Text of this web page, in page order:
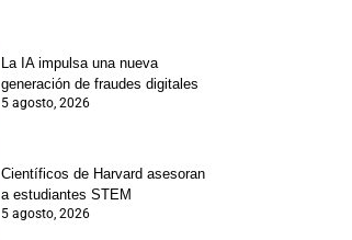
La IA impulsa una nueva
generación de fraudes digitales
5 agosto, 2026
Científicos de Harvard asesoran
a estudiantes STEM
5 agosto, 2026